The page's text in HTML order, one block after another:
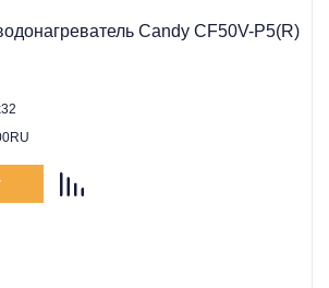
Candy CF50V-P5(R)